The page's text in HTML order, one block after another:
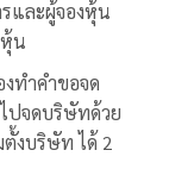
รและผู้จองหุ้น
น
ทำคำขอจด
ปจดบริษัทด้วย
ตั้งบริษัท ได้ 2